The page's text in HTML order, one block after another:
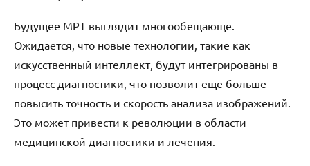
Будущее МРТ выглядит многообещающе.
Ожидается, что новые технологии, такие как
искусственный интеллект, будут интегрированы в
процесс диагностики, что позволит еще больше
повысить точность и скорость анализа изображений.
Это может привести к революции в области
медицинской диагностики и лечения.